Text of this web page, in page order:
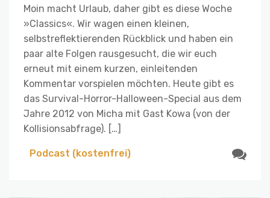
Moin macht Urlaub, daher gibt es diese Woche
»Classics«. Wir wagen einen kleinen,
selbstreflektierenden Rückblick und haben ein
paar alte Folgen rausgesucht, die wir euch
erneut mit einem kurzen, einleitenden
Kommentar vorspielen möchten. Heute gibt es
das Survival-Horror-Halloween-Special aus dem
Jahre 2012 von Micha mit Gast Kowa (von der
Kollisionsabfrage). […]
Podcast (kostenfrei)